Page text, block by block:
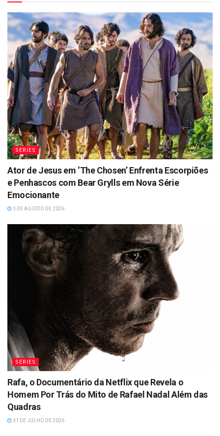
SERIES
Ator de Jesus em ‘The Chosen’ Enfrenta Escorpiões
e Penhascos com Bear Grylls em Nova Série
Emocionante
3 DE AGOSTO DE 2026
SERIES
Rafa, o Documentário da Netflix que Revela o
Homem Por Trás do Mito de Rafael Nadal Além das
Quadras
31 DE JULHO DE 2026